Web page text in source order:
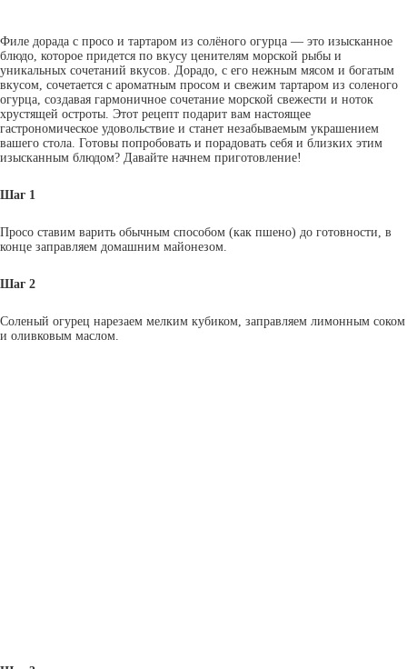
Филе дорада с просо и тартаром из солёного огурца — это изысканное
блюдо, которое придется по вкусу ценителям морской рыбы и
уникальных сочетаний вкусов. Дорадо, с его нежным мясом и богатым
вкусом, сочетается с ароматным просом и свежим тартаром из соленого
огурца, создавая гармоничное сочетание морской свежести и ноток
хрустящей остроты. Этот рецепт подарит вам настоящее
гастрономическое удовольствие и станет незабываемым украшением
вашего стола. Готовы попробовать и порадовать себя и близких этим
изысканным блюдом? Давайте начнем приготовление!
Шаг 1
Просо ставим варить обычным способом (как пшено) до готовности, в
конце заправляем домашним майонезом.
Шаг 2
Соленый огурец нарезаем мелким кубиком, заправляем лимонным соком
и оливковым маслом.